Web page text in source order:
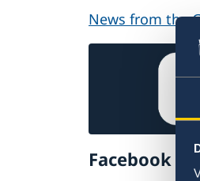
News from the
Facebook